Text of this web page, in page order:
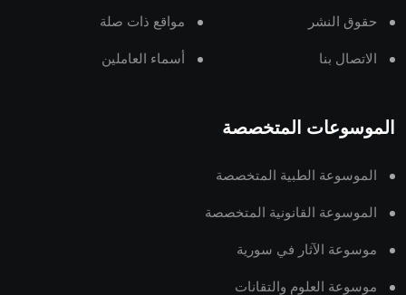
حقوق النشر مواقع ذات صلة
الاتصال بنا أسماء العاملين
الموسوعات المتخصصة
الموسوعة الطبية المتخصصة
الموسوعة القانونية المتخصصة
موسوعة الآثار في سورية
موسوعة العلوم والتقانات